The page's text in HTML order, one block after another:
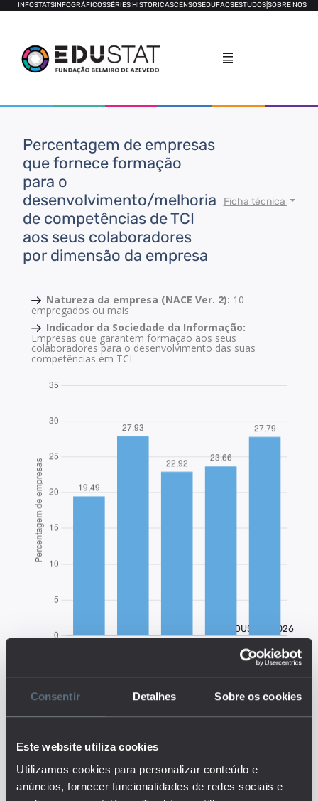
Consentir Detalhes Sobre os cookies
Este website utiliza cookies
Utilizamos cookies para personalizar conteúdo e
anúncios, fornecer funcionalidades de redes sociais e
INFOSTATSINFOGRÁFICOSSÉRIES HISTÓRICASCENSOSEDUFAQSESTUDOSSOBRE NÓS
Percentagem de empresas
que fornece formação
para o
desenvolvimento/melhoria
de competências de TCI
aos seus colaboradores
por dimensão da empresa
Ficha técnica
Natureza da empresa (NACE Ver. 2): 10
empregados ou mais
Indicador da Sociedade da Informação:
Empresas que garantem formação aos seus
colaboradores para o desenvolvimento das suas
competências em TCI
EDUSTAT 2026
Descrição:
O indicador representa a percentagem de
entre três tipos de indicadores 1)
Empresas que garantem formação aos
seus colaboradores para o
desenvolvimento das suas competências